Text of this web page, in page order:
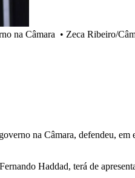
na Câmara • Zeca Ribeiro/
na Câmara, defendeu, em
Haddad, terá de